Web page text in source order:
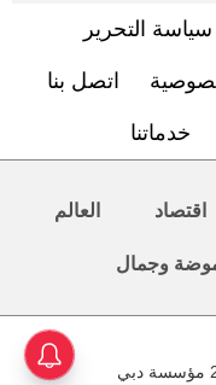
سياسة التحرير
اتصل بنا
خدماتنا
اقتصاد العالم
وجمال